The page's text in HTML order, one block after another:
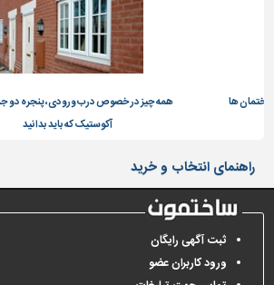
ها
همه چیز در خصوص درب ورودی، پنجره دو
آکوستیک که باید بدانید
راهنمای انتخاب و خرید
ثبت آگهی رایگان
ورود کاربران عضو